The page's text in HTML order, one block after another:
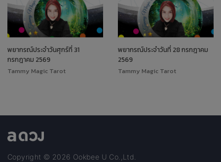
พยากรณ์ประจำวันศุกร์ที่ 31
กรกฎาคม 2569
Tammy Magic Tarot
พยากรณ์ประจำวันที่ 28 กรกฎาคม
2569
Tammy Magic Tarot
Copyright © 2026 Ookbee U Co.,Ltd.